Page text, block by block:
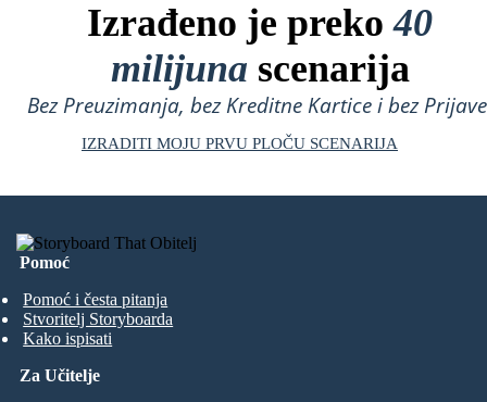
Izrađeno je preko40
milijuna scenarija
Bez Preuzimanja, bez Kreditne Kartice i bez
IZRADITI MOJU PRVU PLOČU SCENARIJA
Pomoć
Pomoć i česta pitanja
Stvoritelj Storyboarda
Kako ispisati
Za Učitelje